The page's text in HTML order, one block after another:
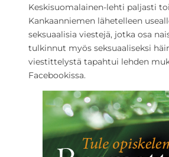
Keskisuomalainen-lehti paljasti
Kankaanniemen lähetelleen
seksuaalisia viestejä, jotka osa
tulkinnut myös seksuaaliseksi
viestittelystä tapahtui lehden
Facebookissa.